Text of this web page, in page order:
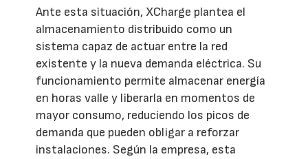
Ante esta situación, XCharge plantea el
almacenamiento distribuido como un
sistema capaz de actuar entre la red
existente y la nueva demanda eléctrica. Su
funcionamiento permite almacenar energía
en horas valle y liberarla en momentos de
mayor consumo, reduciendo los picos de
demanda que pueden obligar a reforzar
instalaciones. Según la empresa, esta